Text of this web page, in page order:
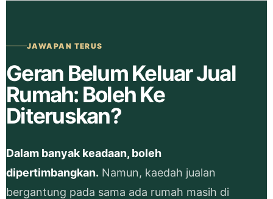
JAWAPAN TERUS
Geran Belum Keluar Jual
Rumah: Boleh Ke
Diteruskan?
Dalam banyak keadaan, boleh
dipertimbangkan. Namun, kaedah jualan
bergantung pada sama ada rumah masih di